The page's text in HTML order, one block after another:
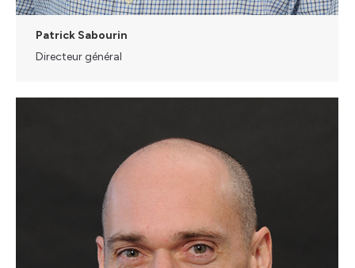
Patrick Sabourin
Directeur général